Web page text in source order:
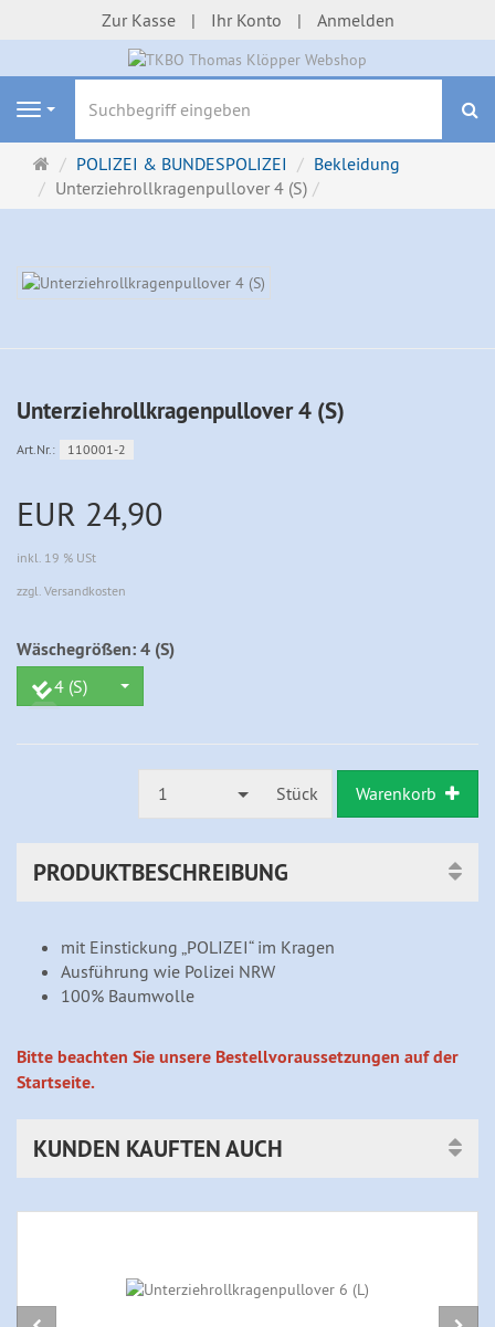
Zur Kasse Ihr Konto Anmelden
Navigation
Startseite
POLIZEI & BUNDESPOLIZEI
Bekleidung
Unterziehrollkragenpullover 4 (S)
Unterziehrollkragenpullover 4 (S)
Art.Nr.: 110001-2
EUR 24,90
inkl. 19 % USt
zzgl. Versandkosten
Wäschegrößen:4 (S)
4 (S)
1 Stück Warenkorb
PRODUKTBESCHREIBUNG
mit Einstickung „POLIZEI“ im Kragen
Ausführung wie Polizei NRW
100% Baumwolle
Bitte beachten Sie unsere Bestellvoraussetzungen auf der
Startseite.
KUNDEN KAUFTEN AUCH